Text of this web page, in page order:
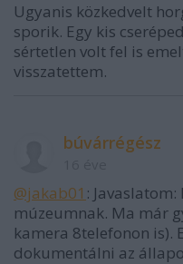
Ugyanis közkedvelt
sporik. Egy kis
sértetlen volt fel is
visszatettem.
búvárrégész
@jakab01 :
múzeumnak. Ma már
kamera 8telefonon is).
dokumentálni az